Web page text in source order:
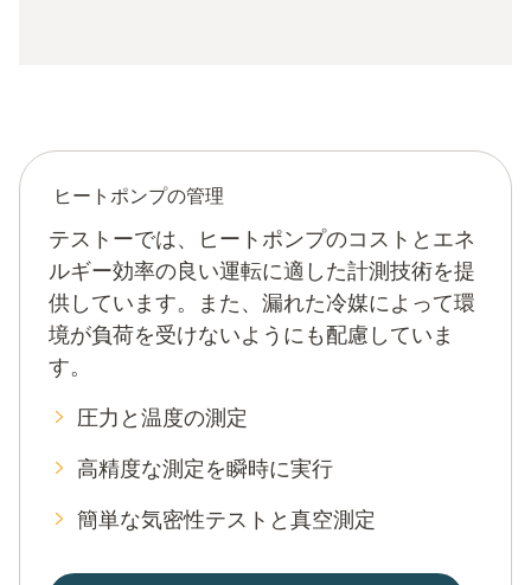
ヒートポンプの管理
テストーでは、ヒートポンプのコストとエネ
ルギー効率の良い運転に適した計測技術を提
供しています。また、漏れた冷媒によって環
境が負荷を受けないようにも配慮していま
す。
圧力と温度の測定
高精度な測定を瞬時に実行
簡単な気密性テストと真空測定